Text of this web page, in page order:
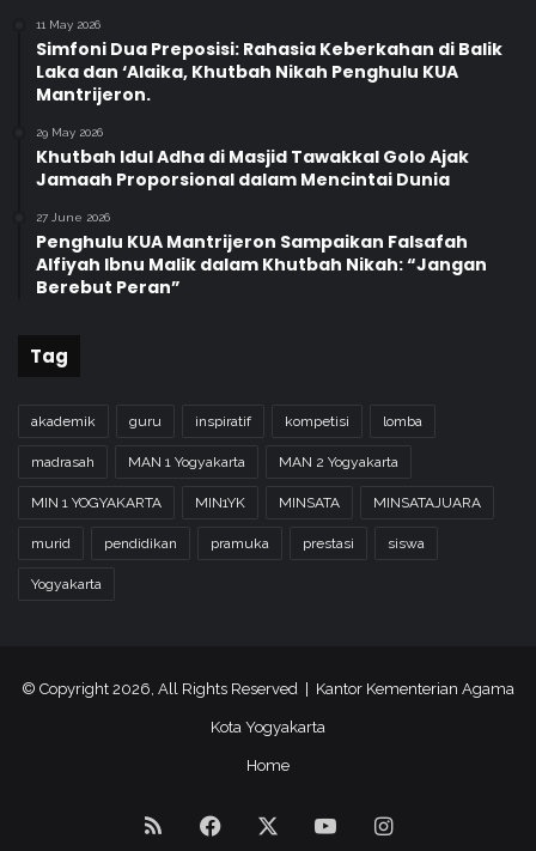
11 May 2026
Simfoni Dua Preposisi: Rahasia Keberkahan di Balik
Laka dan ‘Alaika, Khutbah Nikah Penghulu KUA
Mantrijeron.
29 May 2026
Khutbah Idul Adha di Masjid Tawakkal Golo Ajak
Jamaah Proporsional dalam Mencintai Dunia
27 June 2026
Penghulu KUA Mantrijeron Sampaikan Falsafah
Alfiyah Ibnu Malik dalam Khutbah Nikah: “Jangan
Berebut Peran”
Tag
akademik guru inspiratif kompetisi lomba
madrasah MAN 1 Yogyakarta MAN 2 Yogyakarta
MIN 1 YOGYAKARTA MIN1YK MINSATA MINSATAJUARA
murid pendidikan pramuka prestasi siswa
Yogyakarta
© Copyright 2026, All Rights Reserved | Kantor Kementerian Agama
Kota Yogyakarta
Home
RSS Facebook YouTubeInstagram